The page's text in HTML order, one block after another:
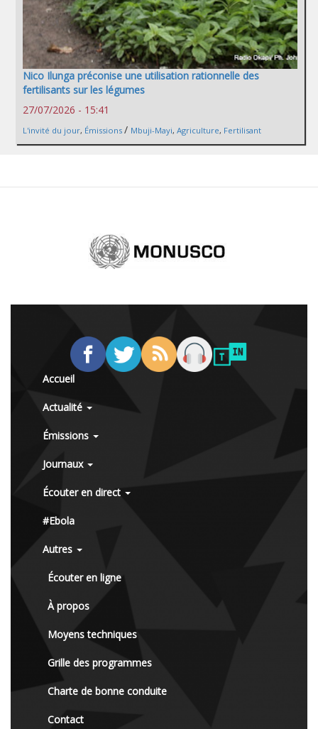
Nico Ilunga préconise une utilisation rationnelle des
fertilisants sur les légumes
27/07/2026 - 15:41
L'invité du jour, Émissions / Mbuji-Mayi, Agriculture, Fertilisant
Accueil
Actualité
Émissions
Journaux
Écouter en direct
#Ebola
Autres
Écouter en ligne
À propos
Moyens techniques
Grille des programmes
Charte de bonne conduite
Contact